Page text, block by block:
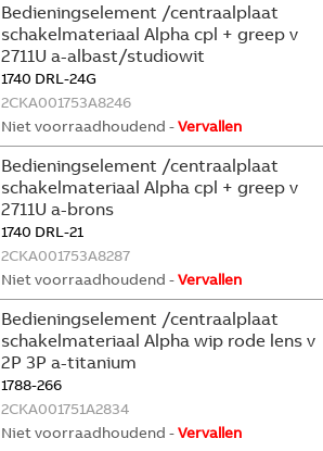
Bedieningselement /centraalplaat
schakelmateriaal Alpha cpl + greep v
2711U a-albast/studiowit
1740 DRL-24G
2CKA001753A8246
Niet voorraadhoudend -Vervallen
Bedieningselement /centraalplaat
schakelmateriaal Alpha cpl + greep v
2711U a-brons
1740 DRL-21
2CKA001753A8287
Niet voorraadhoudend -Vervallen
Bedieningselement /centraalplaat
schakelmateriaal Alpha wip rode lens v
2P 3P a-titanium
1788-266
2CKA001751A2834
Niet voorraadhoudend -Vervallen